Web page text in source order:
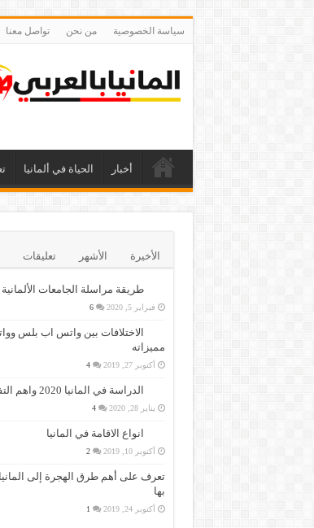
سياسة الخصوصية من نحن تواصل معنا
أخبار الحياة في ألمانيا
الأخيرة الأشهر تعليقات
طريقة مراسلة الجامعات الألمانية
فبراير 5, 2020 6
الاختلافات بين واتس اب بلس
مميزاته
أكتوبر 27, 2019 4
الدراسة في المانيا 2020 واهم التفاصيل عنها
يناير 28, 2020 4
انواع الاقامة في المانيا
أكتوبر 10, 2019 2
تعرف على أهم طرق الهجرة إلى المانيا
بها
أكتوبر 24, 2019 1